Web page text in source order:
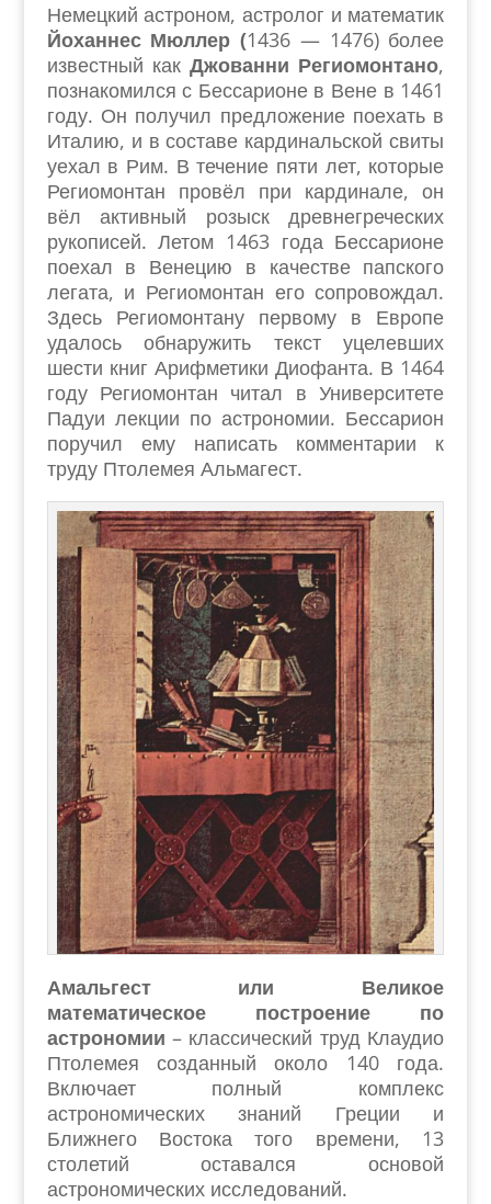
Немецкий астроном, астролог и математик
Йоханнес Мюллер (1436 — 1476) более
известный какДжованни Региомонтано,
познакомился с Бессарионе в Вене в 1461
году. Он получил предложение поехать в
Италию, и в составе кардинальской свиты
уехал в Рим. В течение пяти лет, которые
Региомонтан провёл при кардинале, он
вёл активный розыск древнегреческих
рукописей. Летом 1463 года Бессарионе
поехал в Венецию в качестве папского
легата, и Региомонтан его сопровождал.
Здесь Региомонтану первому в Европе
удалось обнаружить текст уцелевших
шести книг Арифметики Диофанта. В 1464
году Региомонтан читал в Университете
Падуи лекции по астрономии. Бессарион
поручил ему написать комментарии к
труду Птолемея Альмагест.
Амальгест или Великое
математическое построение по
астрономии – классический труд Клаудио
Птолемея созданный около 140 года.
Включает полный комплекс
астрономических знаний Греции и
Ближнего Востока того времени, 13
столетий оставался основой
астрономических исследований.